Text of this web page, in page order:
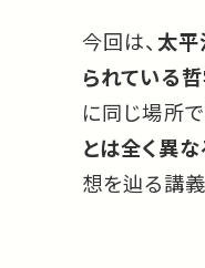
今回は、 太
られている
に同じ場所
とは全く異
想を辿る講